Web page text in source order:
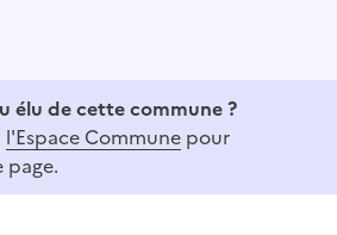
élu de cette commune ?
l'Espace Commune pour